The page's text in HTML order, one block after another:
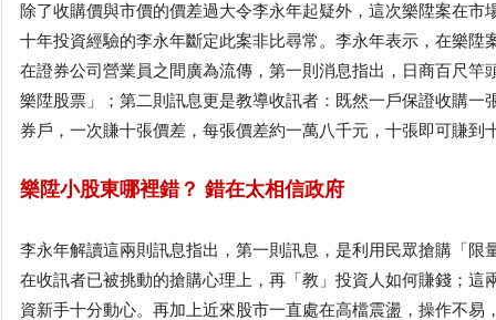
除了收購價與市價的價差過大令李永年起疑外，這次樂陞案在市
十年投資經驗的李永年斷定此案非比尋常。李永年表示，在樂陞
在證券公司營業員之間廣為流傳，第一則消息指出，日商百尺竿
樂陞股票」；第二則訊息更是教導收訊者：既然一戶保證收購一
券戶，一次賺十張價差，每張價差約一萬八千元，十張即可賺到
樂陞小股東哪裡錯？ 錯在太相信政府
李永年解讀這兩則訊息指出，第一則訊息，是利用民眾搶購「限
在收訊者已被挑動的搶購心理上，再「教」投資人如何賺錢；這
資新手十分動心。再加上近來股市一直處在高檔震盪，操作不易